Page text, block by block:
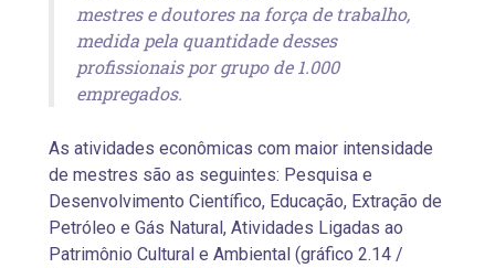
mestres e doutores na força de trabalho,
medida pela quantidade desses
profissionais por grupo de 1.000
empregados.
As atividades econômicas com maior intensidade
de mestres são as seguintes: Pesquisa e
Desenvolvimento Científico, Educação, Extração de
Petróleo e Gás Natural, Atividades Ligadas ao
Patrimônio Cultural e Ambiental (gráfico 2.14 /